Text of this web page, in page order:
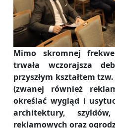
Mimo skromnej
trwała wczorajsza
przyszłym kształtem
(zwanej również
określać wygląd i
architektury,
reklamowych oraz